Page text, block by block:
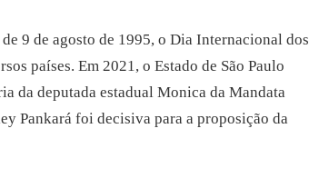
9 de agosto de 1995, o Dia Internacional dos
países. Em 2021, o Estado de São Paulo
da deputada estadual Monica da Mandata
Pankará foi decisiva para a proposição da